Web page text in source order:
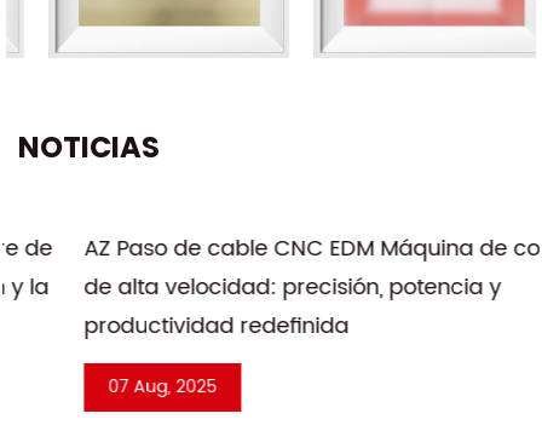
NOTICIAS
AZ Paso de cable CNC EDM Máquina de corte
de alta velocidad: precisión, potencia y
productividad redefinida
07 Aug, 2025